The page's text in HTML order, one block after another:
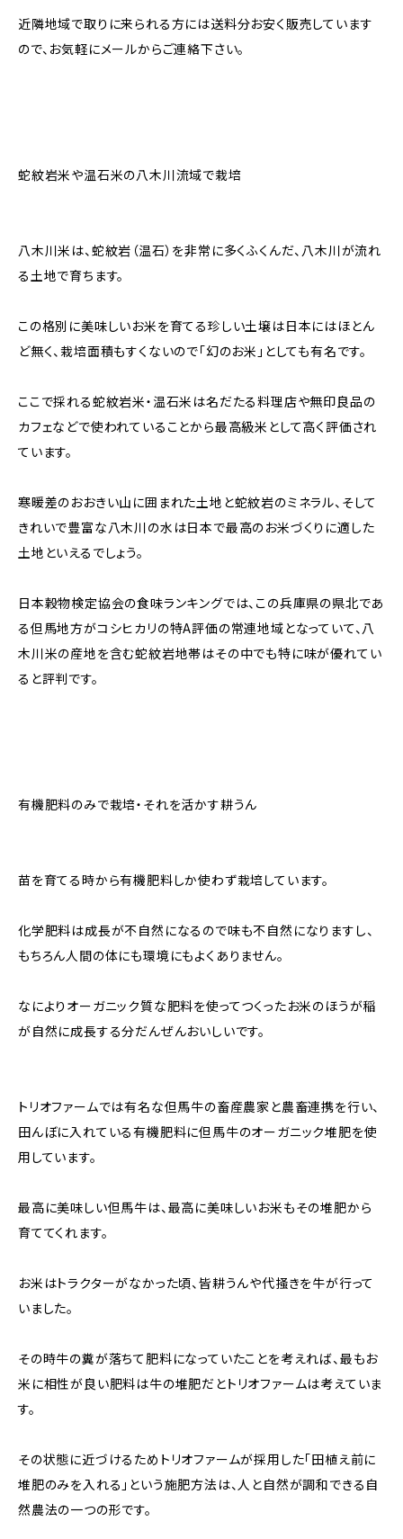
近隣地域で取りに来られる方には送料分お安く販売しています
ので、お気軽にメールからご連絡下さい。
蛇紋岩米や温石米の八木川流域で栽培
八木川米は、蛇紋岩（温石）を非常に多くふくんだ、八木川が流れ
る土地で育ちます。
この格別に美味しいお米を育てる珍しい土壌は日本にはほとん
ど無く、栽培面積もすくないので「幻のお米」としても有名です。
ここで採れる蛇紋岩米・温石米は名だたる料理店や無印良品の
カフェなどで使われていることから最高級米として高く評価され
ています。
寒暖差のおおきい山に囲まれた土地と蛇紋岩のミネラル、そして
きれいで豊富な八木川の水は日本で最高のお米づくりに適した
土地といえるでしょう。
日本穀物検定協会の食味ランキングでは、この兵庫県の県北であ
る但馬地方がコシヒカリの特A評価の常連地域となっていて、八
木川米の産地を含む蛇紋岩地帯はその中でも特に味が優れてい
ると評判です。
有機肥料のみで栽培・それを活かす耕うん
苗を育てる時から有機肥料しか使わず栽培しています。
化学肥料は成長が不自然になるので味も不自然になりますし、
もちろん人間の体にも環境にもよくありません。
なによりオーガニック質な肥料を使ってつくったお米のほうが稲
が自然に成長する分だんぜんおいしいです。
トリオファームでは有名な但馬牛の畜産農家と農畜連携を行い、
田んぼに入れている有機肥料に但馬牛のオーガニック堆肥を使
用しています。
最高に美味しい但馬牛は、最高に美味しいお米もその堆肥から
育ててくれます。
お米はトラクターがなかった頃、皆耕うんや代掻きを牛が行って
いました。
その時牛の糞が落ちて肥料になっていたことを考えれば、最もお
米に相性が良い肥料は牛の堆肥だとトリオファームは考えていま
す。
その状態に近づけるためトリオファームが採用した「田植え前に
堆肥のみを入れる」という施肥方法は、人と自然が調和できる自
然農法の一つの形です。